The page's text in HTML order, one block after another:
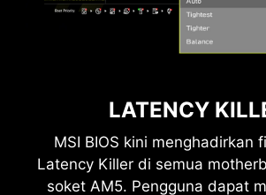
LATENCY
MSI BIOS kini menghadirkan
Latency Killer di semua
soket AM5. Pengguna dapat